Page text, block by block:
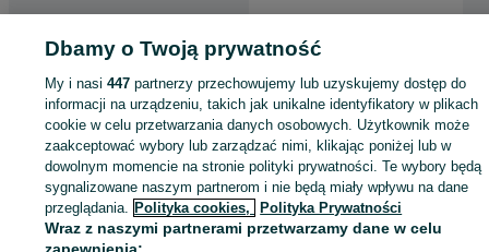
Wypożyczalnia - Śląskie
Pozostałe Wypożyczalnia - Tychy
KATEGORIA
ID:899069434 Wyświetlenia:
Dbamy o Twoją prywatność
My i nasi447 partnerzy przechowujemy lub uzyskujemy dostęp do
informacji na urządzeniu, takich jak unikalne identyfikatory w plikach
cookie w celu przetwarzania danych osobowych. Użytkownik może
zaakceptować wybory lub zarządzać nimi, klikając poniżej lub w
dowolnym momencie na stronie polityki prywatności. Te wybory będą
sygnalizowane naszym partnerom i nie będą miały wpływu na dane
przeglądania. Polityka cookies, Polityka Prywatności
Wraz z naszymi partnerami przetwarzamy dane w celu